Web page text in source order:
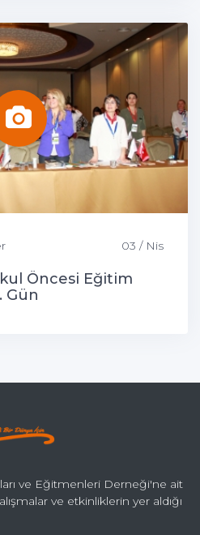
03 / Nis
Öncesi Eğitim
Gün
ve Eğitmenleri Derneği'ne ait
ve etkinliklerin yer aldığı